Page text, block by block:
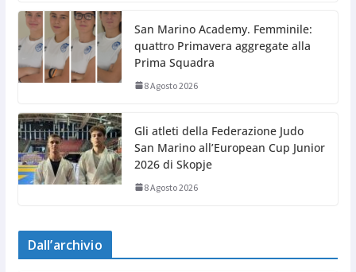
San Marino Academy. Femminile:
quattro Primavera aggregate alla
Prima Squadra
8 Agosto 2026
Gli atleti della Federazione Judo
San Marino all’European Cup Junior
2026 di Skopje
8 Agosto 2026
Dall’archivio